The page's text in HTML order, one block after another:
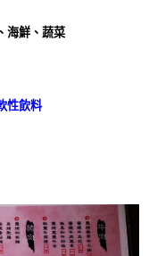
海鮮、蔬菜
性飲料